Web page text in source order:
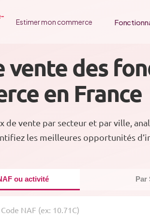
Estimer mon commerce
vente des
en France
de vente par secteur et par ville,
les meilleures opportunités
ou activité Par